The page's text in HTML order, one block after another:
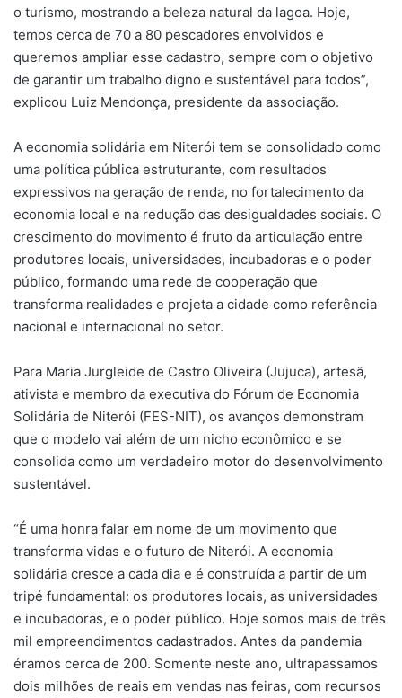
o turismo, mostrando a beleza natural da lagoa. Hoje,
temos cerca de 70 a 80 pescadores envolvidos e
queremos ampliar esse cadastro, sempre com o objetivo
de garantir um trabalho digno e sustentável para todos”,
explicou Luiz Mendonça, presidente da associação.
A economia solidária em Niterói tem se consolidado como
uma política pública estruturante, com resultados
expressivos na geração de renda, no fortalecimento da
economia local e na redução das desigualdades sociais. O
crescimento do movimento é fruto da articulação entre
produtores locais, universidades, incubadoras e o poder
público, formando uma rede de cooperação que
transforma realidades e projeta a cidade como referência
nacional e internacional no setor.
Para Maria Jurgleide de Castro Oliveira (Jujuca), artesã,
ativista e membro da executiva do Fórum de Economia
Solidária de Niterói (FES-NIT), os avanços demonstram
que o modelo vai além de um nicho econômico e se
consolida como um verdadeiro motor do desenvolvimento
sustentável.
“É uma honra falar em nome de um movimento que
transforma vidas e o futuro de Niterói. A economia
solidária cresce a cada dia e é construída a partir de um
tripé fundamental: os produtores locais, as universidades
e incubadoras, e o poder público. Hoje somos mais de três
mil empreendimentos cadastrados. Antes da pandemia
éramos cerca de 200. Somente neste ano, ultrapassamos
dois milhões de reais em vendas nas feiras, com recursos